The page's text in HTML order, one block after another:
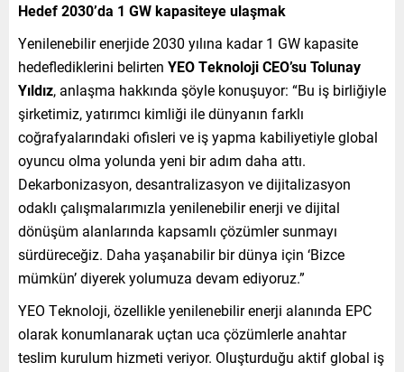
Hedef 2030’da 1 GW kapasiteye ulaşmak
Yenilenebilir enerjide 2030 yılına kadar 1 GW kapasite
hedeflediklerini belirten YEO Teknoloji CEO’su Tolunay
Yıldız, anlaşma hakkında şöyle konuşuyor: “Bu iş birliğiyle
şirketimiz, yatırımcı kimliği ile dünyanın farklı
coğrafyalarındaki ofisleri ve iş yapma kabiliyetiyle global
oyuncu olma yolunda yeni bir adım daha attı.
Dekarbonizasyon, desantralizasyon ve dijitalizasyon
odaklı çalışmalarımızla yenilenebilir enerji ve dijital
dönüşüm alanlarında kapsamlı çözümler sunmayı
sürdüreceğiz. Daha yaşanabilir bir dünya için ‘Bizce
mümkün’ diyerek yolumuza devam ediyoruz.”
YEO Teknoloji, özellikle yenilenebilir enerji alanında EPC
olarak konumlanarak uçtan uca çözümlerle anahtar
teslim kurulum hizmeti veriyor. Oluşturduğu aktif global iş